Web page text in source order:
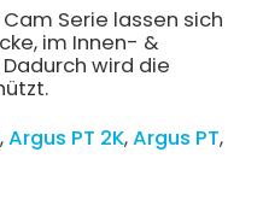
Serie lassen sich
im Innen- &
wird die
Argus PT 2K Argus PT